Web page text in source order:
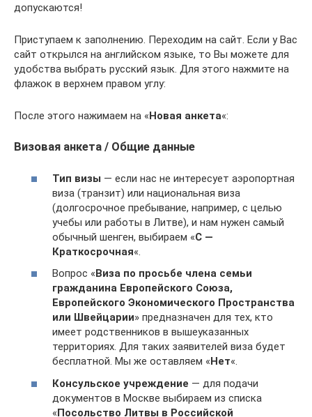
допускаются!
Приступаем к заполнению. Переходим на сайт. Если у Вас
сайт открылся на английском языке, то Вы можете для
удобства выбрать русский язык. Для этого нажмите на
флажок в верхнем правом углу:
После этого нажимаем на «Новая анкета«:
Визовая анкета / Общие данные
Тип визы — если нас не интересует аэропортная
виза (транзит) или национальная виза
(долгосрочное пребывание, например, с целью
учебы или работы в Литве), и нам нужен самый
обычный шенген, выбираем «С —
Краткосрочная«.
Вопрос «Виза по просьбе члена семьи
гражданина Европейского Союза,
Европейского Экономического Пространства
или Швейцарии» предназначен для тех, кто
имеет родственников в вышеуказанных
территориях. Для таких заявителей виза будет
бесплатной. Мы же оставляем «Нет«.
Консульское учреждение — для подачи
документов в Москве выбираем из списка
«Посольство Литвы в Российской